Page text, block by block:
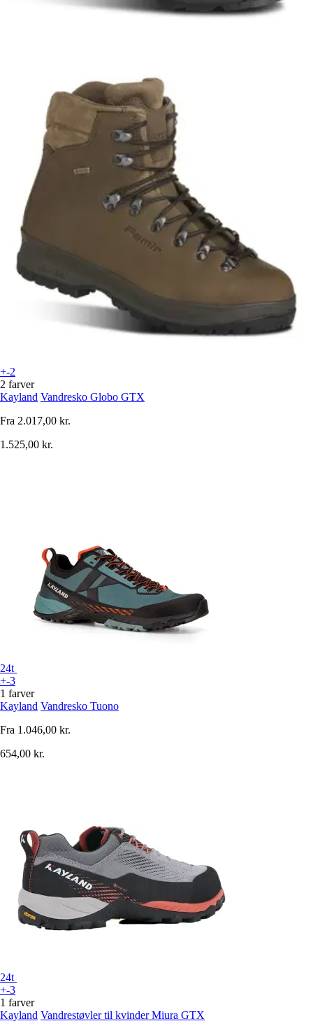
+-2
2 farver
Kayland Vandresko Globo GTX
Fra 2.017,00 kr.
1.525,00 kr.
24t
+-3
1 farver
Kayland Vandresko Tuono
Fra 1.046,00 kr.
654,00 kr.
24t
+-3
1 farver
Kayland Vandrestøvler til kvinder Miura GTX